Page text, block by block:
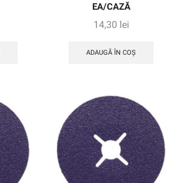
EA/CAZĂ
14,30 lei
ADAUGĂ ÎN COȘ